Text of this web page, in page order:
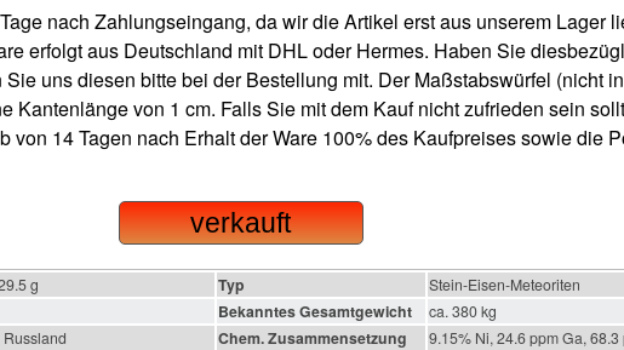
nach Zahlungseingang, da wir die Artikel erst aus unserem Lager
erfolgt aus Deutschland mit DHL oder Hermes. Haben Sie
uns diesen bitte bei der Bestellung mit. Der Maßstabswürfel (nicht
Kantenlänge von 1 cm. Falls Sie mit dem Kauf nicht zufrieden sein
von 14 Tagen nach Erhalt der Ware 100% des Kaufpreises sowie die
verkauft
g Typ Stein-Eisen-Meteoriten
Bekanntes Gesamtgewicht ca. 380 kg
Chem. Zusammensetzung 9.15% Ni, 24.6 ppm Ga,